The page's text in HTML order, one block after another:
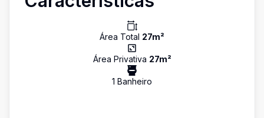
Área Total 27m²
Área Privativa 27m²
1 Banheiro